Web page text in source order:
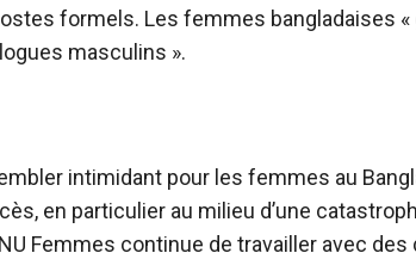
formels. Les femmes bangladaises «
masculins ».
intimidant pour les femmes au
en particulier au milieu d’une
Femmes continue de travailler avec des